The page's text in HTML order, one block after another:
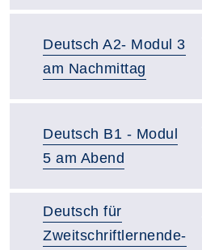
Deutsch A2- Modul 3
am Nachmittag
Deutsch B1 - Modul
5 am Abend
Deutsch für
Zweitschriftlernende-